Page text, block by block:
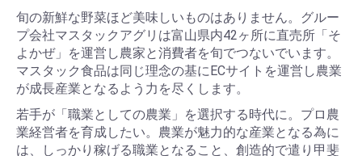
旬の新鮮な野菜ほど美味しいものはありません。グルー
プ会社マスタックアグリは富山県内42ヶ所に直売所「そ
よかぜ」を運営し農家と消費者を旬でつないでいます。
マスタック食品は同じ理念の基にECサイトを運営し農業
が成長産業となるよう力を尽くします。
若手が「職業としての農業」を選択する時代に。プロ農
業経営者を育成したい。農業が魅力的な産業となる為に
は、しっかり稼げる職業となること、創造的で遣り甲斐